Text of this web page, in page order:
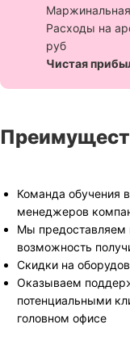
Расходы на
руб
Чистая
Команда обучения
менеджеров
Мы предоставляем
возможность
Скидки на
Оказываем
потенциальными
головном офисе